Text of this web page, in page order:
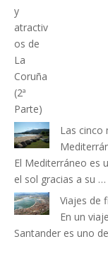
Las cinco
El Mediterráneo es
el sol gracias a su …
Viajes de
En un
Santander es uno